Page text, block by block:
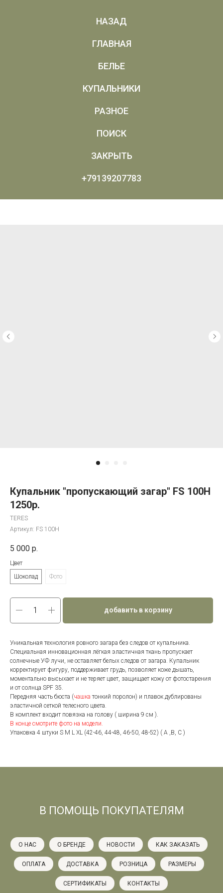
НАЗАД
ГЛАВНАЯ
БЕЛЬЕ
КУПАЛЬНИКИ
РАЗНОЕ
ПОИСК
ЗАКРЫТЬ
+79139207783
Купальник "пропускающий загар" FS 100Н
1250р.
TERES
Артикул: FS 100Н
5 000 р.
Цвет
Шоколад
Фото
добавить в корзину
Уникальная технология ровного загара без следов от купальника.
Специальная инновационная лёгкая эластичная ткань пропускает
солнечные УФ лучи, не оставляет белых следов от загара. Купальник
корректирует фигуру, поддерживает грудь, позволяет коже дышать,
моментально высыхает и не теряет цвет, защищает кожу от фотостарения
и от солнца SPF 35.
Передняя часть бюста (чашка тонкий поролон) и плавок дублированы
эластичной сеткой телесного цвета.
В комплект входит повязка на голову ( ширина 9 см ).
В конце смотрите фото на модели.
Упаковка 4 штуки S M L XL (42-46, 44-48, 46-50, 48-52) ( A ,B, C )
В ПОМОЩЬ ПОКУПАТЕЛЯМ
О НАС О БРЕНДЕ НОВОСТИ КАК ЗАКАЗАТЬ
ОПЛАТА ДОСТАВКА РОЗНИЦА РАЗМЕРЫ
СЕРТИФИКАТЫ КОНТАКТЫ